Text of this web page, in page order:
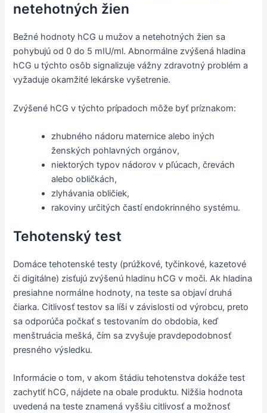
netehotných žien
Bežné hodnoty hCG u mužov a netehotných žien sa
pohybujú od 0 do 5 mIU/ml. Abnormálne zvýšená hladina
hCG u týchto osôb signalizuje vážny zdravotný problém a
vyžaduje okamžité lekárske vyšetrenie.
Zvýšené hCG v týchto prípadoch môže byť príznakom:
zhubného nádoru maternice alebo iných
ženských pohlavných orgánov,
niektorých typov nádorov v pľúcach, črevách
alebo obličkách,
zlyhávania obličiek,
rakoviny určitých častí endokrinného systému.
Tehotenský test
Domáce tehotenské testy (prúžkové, tyčinkové, kazetové
či digitálne) zisťujú zvýšenú hladinu hCG v moči. Ak hladina
presiahne normálne hodnoty, na teste sa objaví druhá
čiarka. Citlivosť testov sa líši v závislosti od výrobcu, preto
sa odporúča počkať s testovaním do obdobia, keď
menštruácia mešká, čím sa zvyšuje pravdepodobnosť
presného výsledku.
Informácie o tom, v akom štádiu tehotenstva dokáže test
zachytiť hCG, nájdete na obale produktu. Nižšia hodnota
uvedená na teste znamená vyššiu citlivosť a možnosť